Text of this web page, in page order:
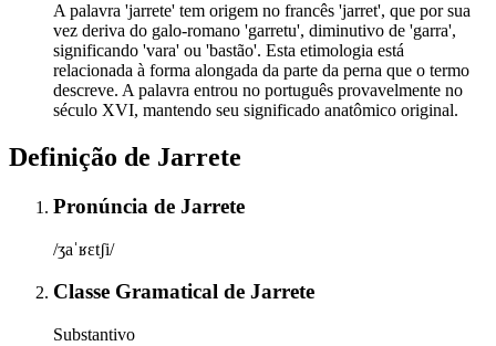
A palavra 'jarrete' tem origem no francês 'jarret', que por sua
vez deriva do galo-romano 'garretu', diminutivo de 'garra',
significando 'vara' ou 'bastão'. Esta etimologia está
relacionada à forma alongada da parte da perna que o termo
descreve. A palavra entrou no português provavelmente no
século XVI, mantendo seu significado anatômico original.
Definição de Jarrete
Pronúncia de Jarrete
/ʒaˈʁɛtʃi/
Classe Gramatical de Jarrete
Substantivo